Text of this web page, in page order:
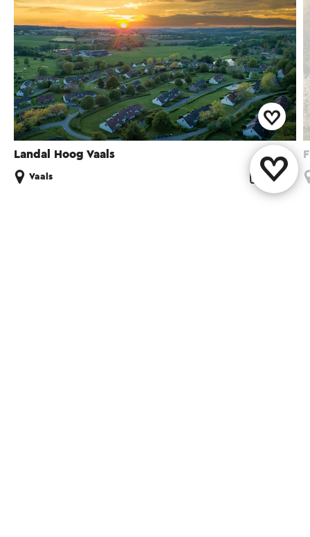
Landal Hoog Vaals
Vaals